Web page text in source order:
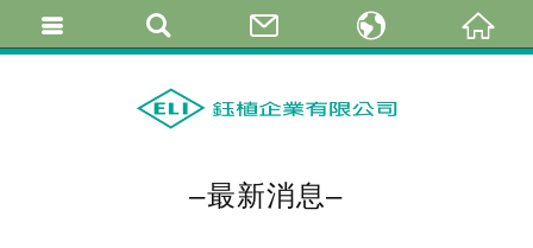
–最新消息–
简体中文